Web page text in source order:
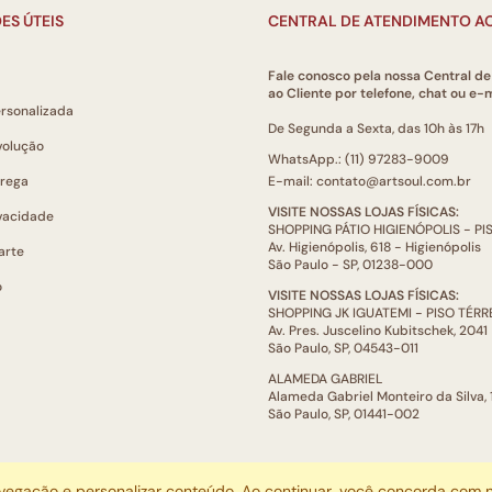
ÚTEIS CENTRAL DE ATENDIMENTO
Fale conosco pela nossa Central
ao Cliente por telefone, chat ou e-
De Segunda a Sexta, das 10h às 17h
WhatsApp.: (11) 97283-9009
E-mail: contato@artsoul.com.br
VISITE NOSSAS LOJAS FÍSICAS:
SHOPPING PÁTIO HIGIENÓPOLIS -
Av. Higienópolis, 618 - Higienópolis
São Paulo - SP, 01238-000
VISITE NOSSAS LOJAS FÍSICAS:
SHOPPING JK IGUATEMI - PISO
Av. Pres. Juscelino Kubitschek, 2041
São Paulo, SP, 04543-011
ALAMEDA GABRIEL
Alameda Gabriel Monteiro da Silva,
São Paulo, SP, 01441-002
ARTSOUL COMUNICAÇÃO DIGITAL LTDA | CNPJ: 29.752.781/0001-52